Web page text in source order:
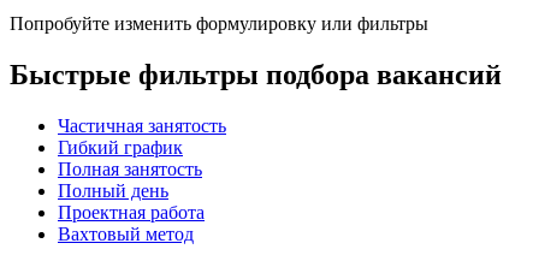
Попробуйте изменить формулировку или фильтры
Быстрые фильтры подбора вакансий
Частичная занятость
Гибкий график
Полная занятость
Полный день
Проектная работа
Вахтовый метод